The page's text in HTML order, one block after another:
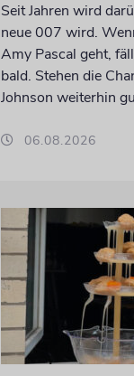
Seit Jahren wird
neue 007 wird.
Amy Pascal geht,
bald. Stehen die
Johnson weiterhin
06.08.2026